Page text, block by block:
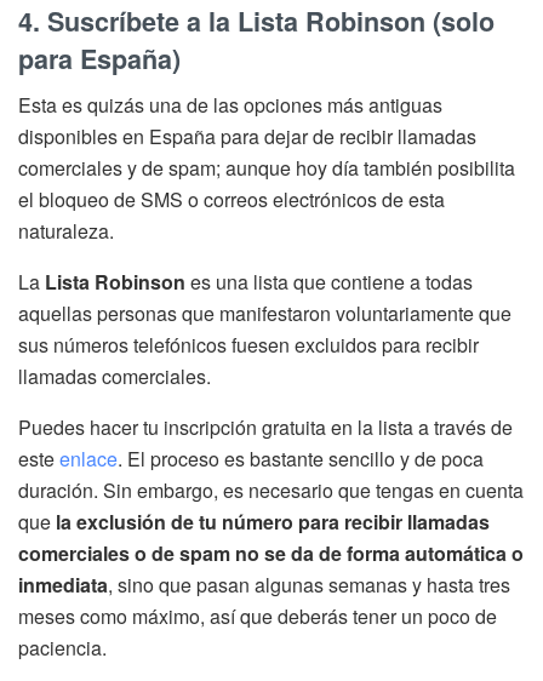
4. Suscríbete a la Lista Robinson (solo
para España)
Esta es quizás una de las opciones más antiguas
disponibles en España para dejar de recibir llamadas
comerciales y de spam; aunque hoy día también posibilita
el bloqueo de SMS o correos electrónicos de esta
naturaleza.
La Lista Robinson es una lista que contiene a todas
aquellas personas que manifestaron voluntariamente que
sus números telefónicos fuesen excluidos para recibir
llamadas comerciales.
Puedes hacer tu inscripción gratuita en la lista a través de
esteenlace. El proceso es bastante sencillo y de poca
duración. Sin embargo, es necesario que tengas en cuenta
que la exclusión de tu número para recibir llamadas
comerciales o de spam no se da de forma automática o
inmediata, sino que pasan algunas semanas y hasta tres
meses como máximo, así que deberás tener un poco de
paciencia.